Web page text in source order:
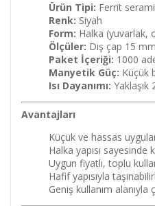
Ürün Tipi: Ferrit
Renk: Siyah
Form: Halka (yuvarlak,
Ölçüler: Dış çap 15
Paket İçeriği: 1000
Manyetik Güç: Küçük
Isı Dayanımı: Yaklaşık
Avantajları
Küçük ve hassas
Halka yapısı
Uygun fiyatlı, toplu
Hafif yapısıyla
Geniş kullanım